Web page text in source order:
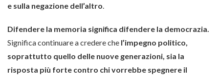
e sulla negazione dell’altro.
Difendere la memoria significa difendere la democrazia.
Significa continuare a credere che l’impegno politico,
soprattutto quello delle nuove generazioni, sia la
risposta più forte contro chi vorrebbe spegnere il